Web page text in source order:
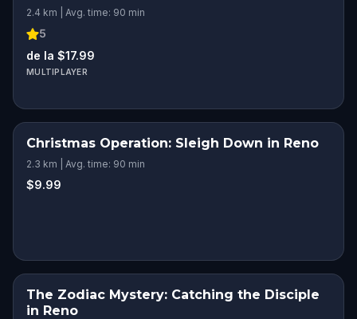
2.4 km | Avg. time: 90 min
5
de la $17.99
MULTIPLAYER
Christmas Operation: Sleigh Down in Reno
2.3 km | Avg. time: 90 min
$9.99
The Zodiac Mystery: Catching the Disciple
in Reno